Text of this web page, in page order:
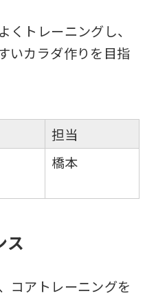
くトレーニングし、
いカラダ作りを目指
担当
橋本
ス
コアトレーニングを